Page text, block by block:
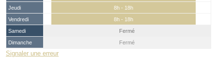
Jeudi
8h - 18h
Vendredi
8h - 18h
Samedi
Fermé
Dimanche
Fermé
Signaler une erreur